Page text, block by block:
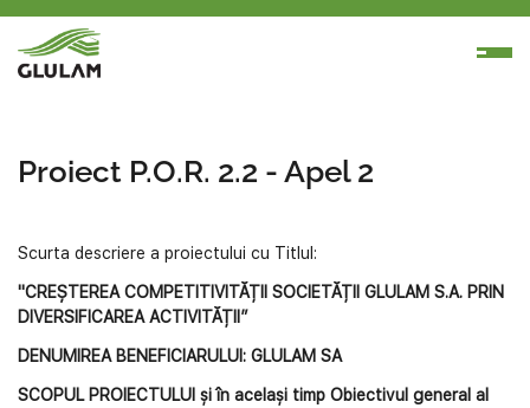
Proiect P.O.R. 2.2 - Apel 2
Scurta descriere a proiectului cu Titlul:
"CREȘTEREA COMPETITIVITĂȚII SOCIETĂȚII GLULAM S.A. PRIN
DIVERSIFICAREA ACTIVITĂȚII”
DENUMIREA BENEFICIARULUI: GLULAM SA
SCOPUL PROIECTULUI și în același timp Obiectivul general al